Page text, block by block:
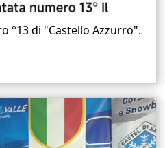
°13 di "Castello Azzurro".